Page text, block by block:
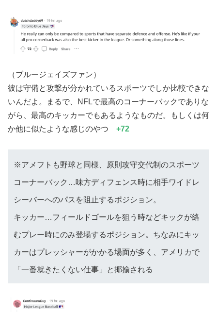
（ブルージェイズファン）
彼は守備と攻撃が分かれているスポーツでしか比較できな
いんだよ。まるで、NFLで最高のコーナーバックでありな
がら、最高のキッカーでもあるようなものだ。もしくは何
か他に似たような感じのやつ +72
※アメフトも野球と同様、原則攻守交代制のスポーツ
コーナーバック…味方ディフェンス時に相手ワイドレ
シーバーへのパスを阻止するポジション。
キッカー…フィールドゴールを狙う時などキックが絡
むプレー時にのみ登場するポジション。ちなみにキッ
カーはプレッシャーがかかる場面が多く、アメリカで
「一番就きたくない仕事」と揶揄される